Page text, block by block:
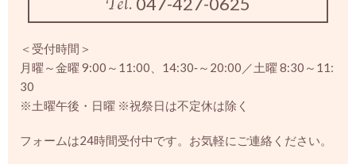
＜受付時間＞
月曜～金曜 9:00～11:00、14:30‐～20:00／土曜 8:30～11:
30
※土曜午後・日曜 ※祝祭日は不定休は除く
フォームは24時間受付中です。お気軽にご連絡ください。